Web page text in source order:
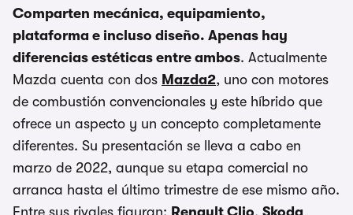
Comparten mecánica, equipamiento,
plataforma e incluso diseño. Apenas hay
diferencias estéticas entre ambos. Actualmente
Mazda cuenta con dos Mazda2, uno con motores
de combustión convencionales y este híbrido que
ofrece un aspecto y un concepto completamente
diferentes. Su presentación se lleva a cabo en
marzo de 2022, aunque su etapa comercial no
arranca hasta el último trimestre de ese mismo año.
Entre sus rivales figuran: Renault Clio, Skoda